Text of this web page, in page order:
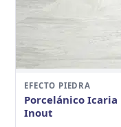
EFECTO PIEDRA
Porcelánico Icaria
Inout